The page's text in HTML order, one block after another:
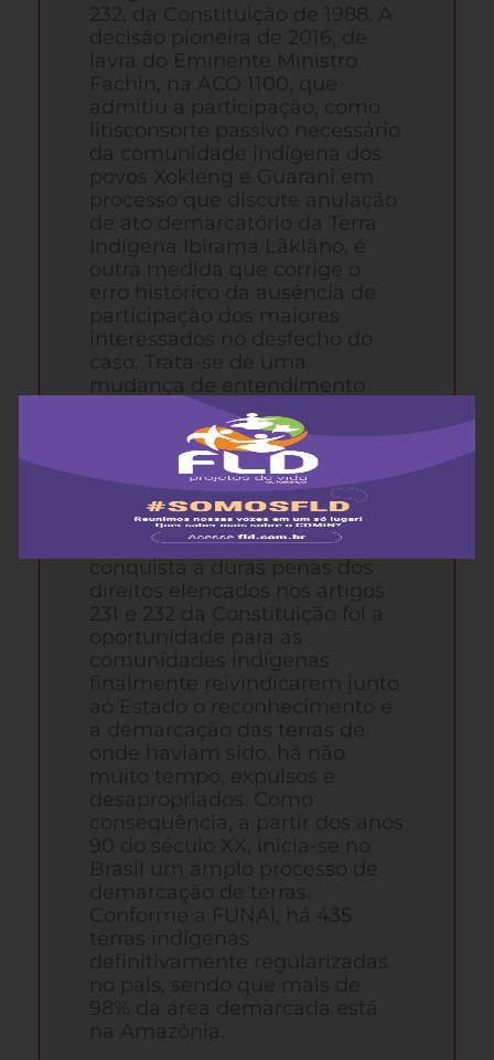
232, da Constituição de 1988. A
decisão pioneira de 2016, de
lavra do Eminente Ministro
Fachin, na ACO 1100, que
admitiu a participação, como
litisconsorte passivo necessário
da comunidade indígena dos
povos Xokleng e Guarani em
processo que discute anulação
de ato demarcatório da Terra
Indígena Ibirama Lãklãno, é
outra medida que corrige o
erro histórico da ausência de
participação dos maiores
interessados no desfecho do
caso. Trata-se de uma
mudança de entendimento
importante, mas muitíssimo
recente na jurisprudência
brasileira.
No entanto, a perda dos
territórios jamais foi esquecida
ou aceita pelos indígenas. A
conquista a duras penas dos
direitos elencados nos artigos
231 e 232 da Constituição foi a
oportunidade para as
comunidades indígenas
finalmente reivindicarem junto
ao Estado o reconhecimento e
a demarcação das terras de
onde haviam sido, há não
muito tempo, expulsos e
desapropriados. Como
consequência, a partir dos anos
90 do século XX, inicia-se no
Brasil um amplo processo de
demarcação de terras.
Conforme a FUNAI, há 435
terras indígenas
definitivamente regularizadas
no país, sendo que mais de
98% da área demarcada está
na Amazônia.